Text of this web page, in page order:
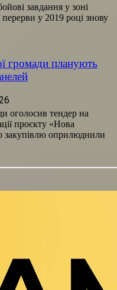
завдання у зоні
у 2019 році знову
громади планують
оголосив тендер на
проєкту «Нова
закупівлю оприлюднили